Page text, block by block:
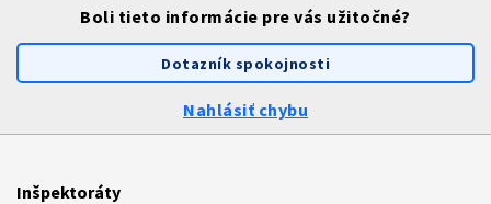
Boli tieto informácie pre vás užitočné?
Dotazník spokojnosti
Nahlásiť chybu
Inšpektoráty